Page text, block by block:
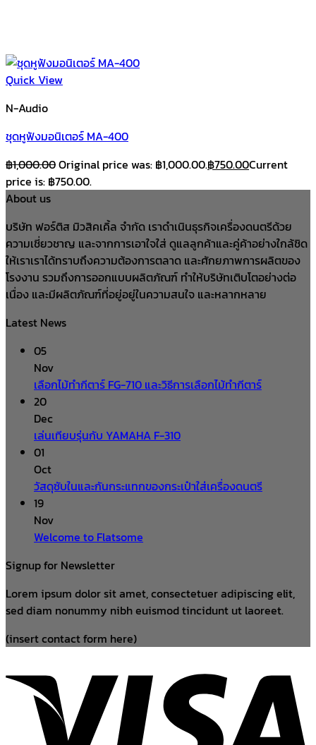
Quick View
N-Audio
ชุดหูฟังมอนิเตอร์ MA-400
฿1,000.00Original price was: ฿1,000.00.฿750.00Current
price is: ฿750.00.
About us
บริษัท ฟอร์ติส มิวสิคเคิ้ล จำกัด เราดำเนินธุรกิจเครื่องดนตรีด้วย
ความเชี่ยวชาญ และจากการเอาใจใส่ ดูแลลูกค้าและคู่ค้าอย่างใกล้ชิด
ให้เราเราได้ทราบถึงความต้องการตลาด และศักยภาพการผลิตของ
โรงงาน รวมถึงการออกแบบผลิตภัณฑ์ ทำให้บริษัทเติบโตอย่างต่อ
เนื่อง และมีผลิตภัณฑ์ที่อยู่อยู่ในความสนใจ และหลากหลาย
Latest News
05
Nov
เลือกไม้ทำกีตาร์ FG-710 และวิธีการเลือกไม้ทำกีตาร์
20
Dec
เล่นเทียบรุ่นกับ YAMAHA F-310
01
Oct
วัสดุซับในและกันกระแทกของกระเป๋าใส่เครื่องดนตรี
19
Nov
Welcome to Flatsome
Signup for Newsletter
Lorem ipsum dolor sit amet, consectetuer adipiscing elit,
sed diam nonummy nibh euismod tincidunt ut laoreet.
(insert contact form here)